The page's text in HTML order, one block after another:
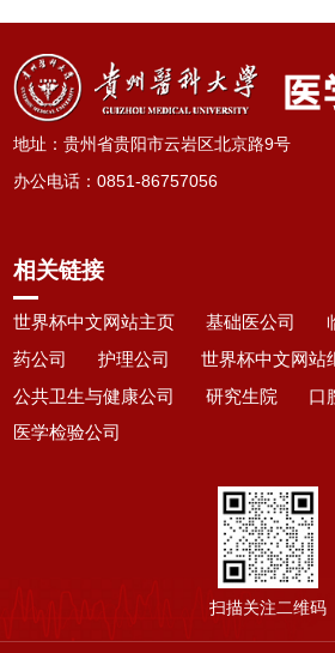
地址：贵州省贵阳市云岩区北京路9号
办公电话 ：0851-86757056
相关链接
世界杯中文网站主页 基础医公司
药公司
护理公司
世界杯中文网站
公共卫生与健康公司
研究生院
口
医学检验公司
扫描关注二维码